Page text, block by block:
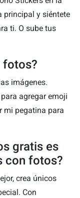
principal y siéntete
ti. O sube tus
fotos?
imágenes.
agregar emoji
mi pegatina para
gratis es
con fotos?
crea únicos
Con